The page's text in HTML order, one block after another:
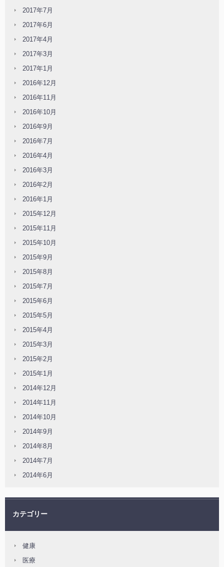
2017年7月
2017年6月
2017年4月
2017年3月
2017年1月
2016年12月
2016年11月
2016年10月
2016年9月
2016年7月
2016年4月
2016年3月
2016年2月
2016年1月
2015年12月
2015年11月
2015年10月
2015年9月
2015年8月
2015年7月
2015年6月
2015年5月
2015年4月
2015年3月
2015年2月
2015年1月
2014年12月
2014年11月
2014年10月
2014年9月
2014年8月
2014年7月
2014年6月
カテゴリー
健康
医療